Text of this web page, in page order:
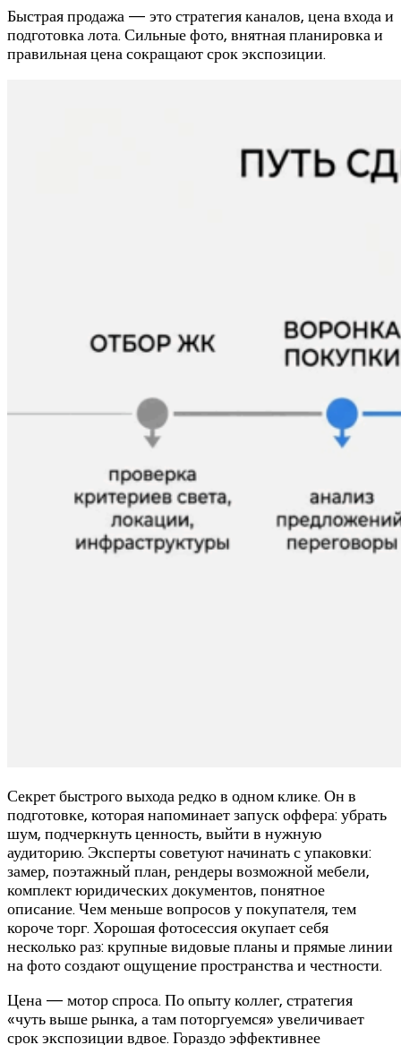
Быстрая продажа — это стратегия каналов, цена входа и
подготовка лота. Сильные фото, внятная планировка и
правильная цена сокращают срок экспозиции.
Секрет быстрого выхода редко в одном клике. Он в
подготовке, которая напоминает запуск оффера: убрать
шум, подчеркнуть ценность, выйти в нужную
аудиторию. Эксперты советуют начинать с упаковки:
замер, поэтажный план, рендеры возможной мебели,
комплект юридических документов, понятное
описание. Чем меньше вопросов у покупателя, тем
короче торг. Хорошая фотосессия окупает себя
несколько раз: крупные видовые планы и прямые линии
на фото создают ощущение пространства и честности.
Цена — мотор спроса. По опыту коллег, стратегия
«чуть выше рынка, а там поторгуемся» увеличивает
срок экспозиции вдвое. Гораздо эффективнее